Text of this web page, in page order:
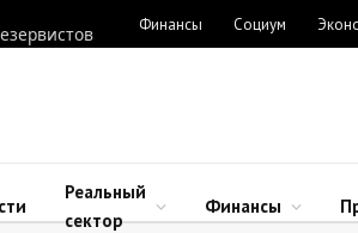
Финансы Социум
Реальный
сектор
Финансы